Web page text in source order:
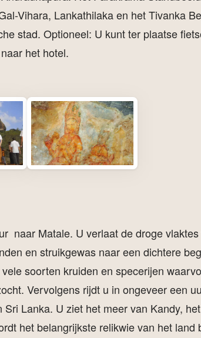
Vihara, Lankathilaka en het Tivanka
stad. Optioneel: U kunt ter plaatse
het hotel.
naar Matale. U verlaat de droge
en struikgewas naar een dichtere
soorten kruiden en specerijen
Vervolgens rijdt u in ongeveer een
Lanka. U ziet het meer van Kandy,
het belangrijkste relikwie van het land